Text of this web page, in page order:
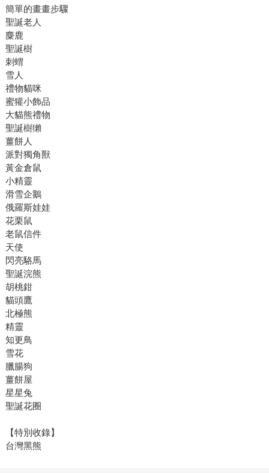
簡單的畫畫步驟
聖誕老人
麋鹿
聖誕樹
刺蝟
雪人
禮物貓咪
蜜獾小飾品
大貓熊禮物
聖誕樹獺
薑餅人
派對獨角獸
黃金倉鼠
小精靈
滑雪企鵝
俄羅斯娃娃
花栗鼠
老鼠信件
天使
閃亮駱馬
聖誕浣熊
胡桃鉗
貓頭鷹
北極熊
精靈
知更鳥
雪花
臘腸狗
薑餅屋
星星兔
聖誕花圈
【特別收錄】
台灣黑熊